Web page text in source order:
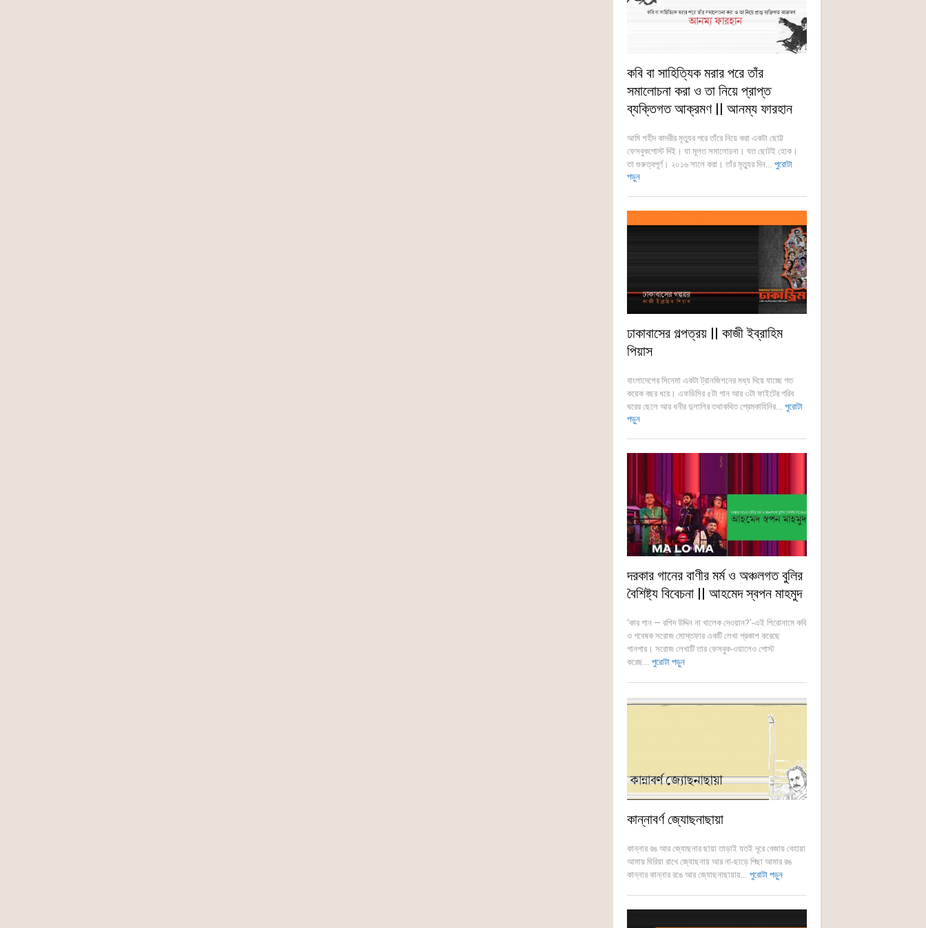
কবি বা সাহিত্যিক মরার পরে তাঁর
সমালোচনা করা ও তা নিয়ে প্রাপ্ত
ব্যক্তিগত আক্রমণ || আনম্য ফারহান
আমি শহীদ কাদরীর মৃত্যুর পরে তাঁরে নিয়ে করা একটা ছোট্ট
ফেসবুকপোস্ট দিই। যা মূলত সমালোচনা। যত ছোটই হোক।
তা গুরুত্বপূর্ণ। ২০১৬ সালে করা। তাঁর মৃত্যুর দিন... পুরোটা
পড়ুন
ঢাকাবাসের গল্পত্রয় || কাজী ইব্রাহিম
পিয়াস
বাংলাদেশের সিনেমা একটা ট্রানজিশনের মধ্য দিয়ে যাচ্ছে গত
কয়েক বছর ধরে। এফডিসির ৫টা গান আর ৩টা ফাইটের গরিব
ঘরের ছেলে আর ধনীর দুলালির তথাকথিত প্রেমকাহিনির... পুরোটা
পড়ুন
দরকার গানের বাণীর মর্ম ও অঞ্চলগত বুলির
বৈশিষ্ট্য বিবেচনা || আহমেদ স্বপন মাহমুদ
‘কার গান — রশিদ উদ্দিন না খালেক দেওয়ান?’-এই শিরোনামে কবি
ও গবেষক সরোজ মোস্তফার একটি লেখা প্রকাশ করেছে
গানপার। সরোজ লেখাটি তার ফেসবুক-ওয়ালেও পোস্ট
করেছ... পুরোটা পড়ুন
কান্নাবর্ণ জ্যোছনাছায়া
কান্নার রঙ আর জ্যোছনার ছায়া তাড়াই যতই দূরে বেজায় বেহায়া
আমায় ঘিরিয়া রাখে জ্যোছনায় আর না-ছাড়ে পিছা আমার রঙ
কান্নার কান্নার রঙে আর জ্যোছনাছায়ায়... পুরোটা পড়ুন